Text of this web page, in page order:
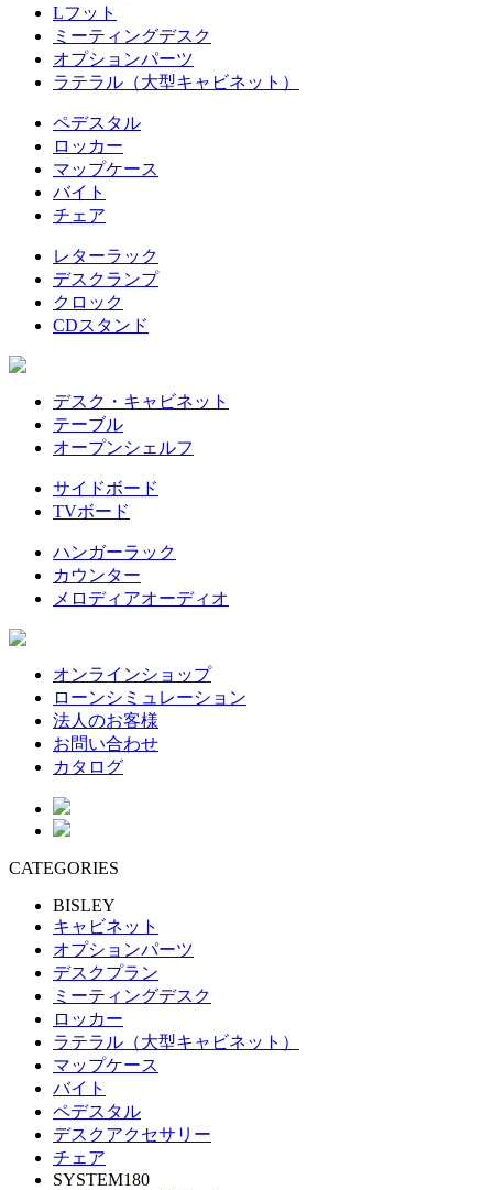
Lフット
ミーティングデスク
オプションパーツ
ラテラル（大型キャビネット）
ペデスタル
ロッカー
マップケース
バイト
チェア
レターラック
デスクランプ
クロック
CDスタンド
デスク・キャビネット
テーブル
オープンシェルフ
サイドボード
TVボード
ハンガーラック
カウンター
メロディアオーディオ
オンラインショップ
ローンシミュレーション
法人のお客様
お問い合わせ
カタログ
CATEGORIES
BISLEY
キャビネット
オプションパーツ
デスクプラン
ミーティングデスク
ロッカー
ラテラル（大型キャビネット）
マップケース
バイト
ペデスタル
デスクアクセサリー
チェア
SYSTEM180